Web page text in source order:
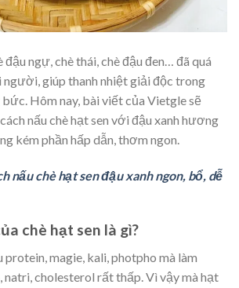
đậu ngự, chè thái, chè đậu đen… đã quá
người, giúp thanh nhiệt giải độc trong
bức. Hôm nay, bài viết của Vietgle sẽ
nấu chè hạt sen với đậu xanh hương
kém phần hấp dẫn, thơm ngon.
nấu chè hạt sen đậu xanh ngon, bổ, dễ
chè hạt sen là gì?
protein, magie, kali, photpho mà làm
cholesterol rất thấp. Vì vậy mà hạt